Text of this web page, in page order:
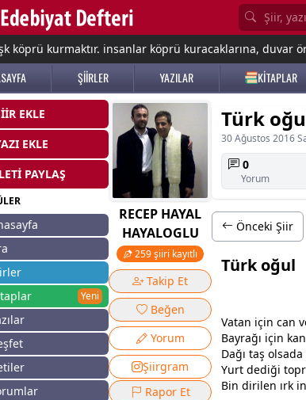
köprü kurmaktır. insanlar köprü kuracaklarına, duvar
ŞİİRLER YAZILAR KİTAPLAR
EKLE
EKLE
PAYLAŞ
Yeni
RECEP HAYAL
HAYALOGLU
259 şiiri kayıtlı
Takip Et
Beğen
Yorum
Şiirgram
Rapor Et
Türk
30 Ağustos 2016
0
Yorum
Önceki Şiir
Türk oğul
Vatan için can
Bayrağı için
Dağı taş
Yurt dediği
Bin dirilen ırk